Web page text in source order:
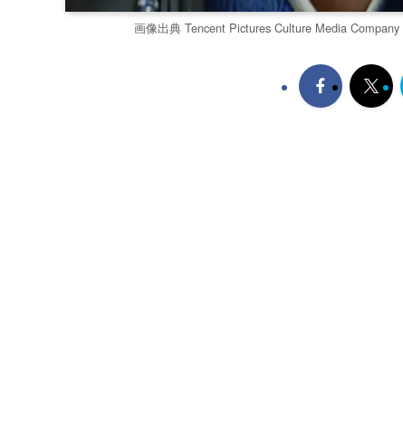
画像出典 Tencent Pictures Culture Media